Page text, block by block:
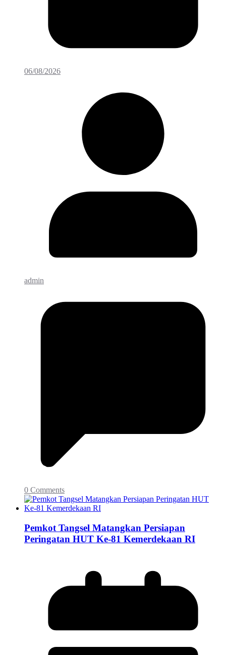
06/08/2026
admin
0 Comments
Pemkot Tangsel Matangkan Persiapan
Peringatan HUT Ke-81 Kemerdekaan RI